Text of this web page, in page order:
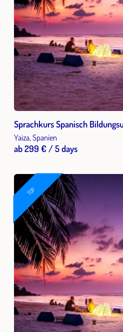
Sprachkurs Spanisch
Yaiza, Spanien
ab 299 € / 5 days
TOP